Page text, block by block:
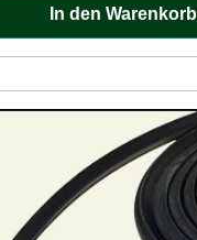
In den Warenkorb